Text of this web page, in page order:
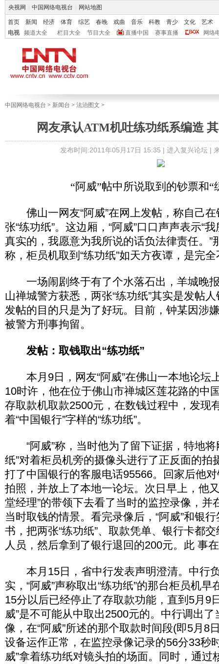
央视网 中国网络电视台 网站地图
首页 新闻 经济 体育 综艺 春晚 戏曲 音乐 科教 青少 文化
艺术
电视
频道大全 栏目大全 节目大全 直播中国 赛事直播 网络
中国网络电视台 > 新闻台 > 法治图文 >
网友承认ATM机吐练功纸系编造
发布时间:2011年05月17日 15:35 | 进入复兴论坛|
“阿威”帖中所说取到的钞票和“
佛山一网友“阿威”在网上发帖，称自己在
张“练功纸”。这边厢，“阿威”口口声声表示“
真实的，我愿意为我所说的话负法律责任。”
称，柜员机取到“练功纸”如天方夜谭，是完
一场闹剧终于有了个水落石出，羊城晚
山禅城警方获悉，两张“练功纸”其实是发帖
发帖的目的只是为了好玩。目前，钟某因涉
被警方刑事拘留。
发帖：取钱取出“练功纸”
本月9日，网友“阿威”在佛山一本地论坛
10时许，他在位于佛山市禅城区莲花路的中
存取款机取款2500元，在数钱过程中，发现
着“中国银行”字样的“练功纸”。
“阿威”称，当时他为了留下证据，特地将
纸”对着柜员机旁的摄像头进行了正反面的拍
打了中国银行的客服电话95566。回家后他对
拍照，并放上了本地一论坛。次日早上，他
堂经理”的带领下去看了当时的监控录像，并
当时取钱的情景。看完录像后，“阿威”和银
书，把两张“练功纸”、取款凭单、银行卡都
人员，然后拿到了银行退回的200元。此 事
本月15日，省中行发表声明澄清。中行
实，“阿威”声称取出“练功纸”的那台柜员机
15分以后已经停止了存取款功能，直到5月9
威”是不可能从中取出2500元的。中行调出
像，在“阿威”所述的那个取款时间段(即5月8
设备运作正常，在监控录像记录的56分33秒
威”拿着练功纸对镜头拍的场面。同时，通过